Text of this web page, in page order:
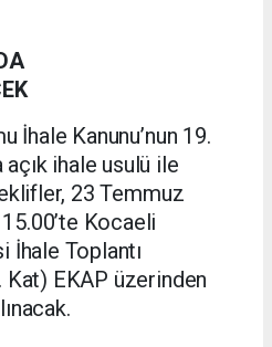
İhale Kanunu’nun 19.
ihale usulü ile
23 Temmuz
Kocaeli
İhale Toplantı
Kat) EKAP üzerinden